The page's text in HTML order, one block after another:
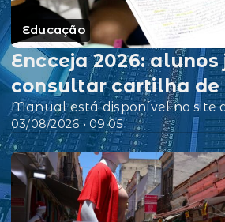
Educação
03/08/2026 • 09:05
Encceja 2026:
consultar cartilha de
Manual está disponível no site